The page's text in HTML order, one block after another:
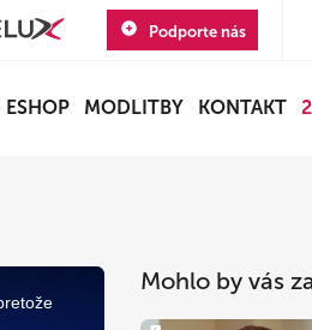
Podporte nás
ESHOP MODLITBY KONTAKT
Mohlo by vás